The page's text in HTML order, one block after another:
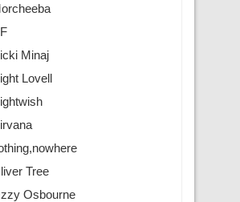
Minaj
Lovell
Tree
Osbourne